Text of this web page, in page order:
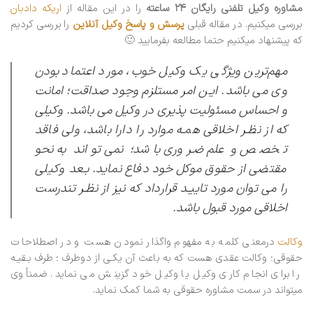
مشاوره وکیل تلفنی رایگان ۲۴ ساعته را در این مقاله از اریکه دادبان
بررسی میکنیم. در مقاله قبلیپرسش و پاسخ وکیل آنلاین را بررسی کردیم
که پیشنهاد میکنیم حتما مطالعه بفرمایید 🙂
مهم‌ترین ویژگی یک وکیل خوب، مورد اعتماد بودن
وی می باشد. ایـن امر مستلزم وجود صداقت؛ امانت
و احساس مسئولیت پذیری در وکیل می باشد. وکیلی
که از نظـر اخلاقی همـه موارد را دارا باشد، ولی فاقد
تخصص و علم ضـروری باشد؛ نمی تواند به نحو
مقتضی از حقوق موکل خود دفاع نماید. بـعد وکیلی
را می توان مورد تاییـد قرارداد که نیز از نظـر تندرست
اخلاقی مورد قبول باشد.
وکالت درمعنی کلمه به مفهوم واگذار نمودن هست و در اصطلاحات
حقوقی؛ وکالت عقدی هست که به باعث آن یکـی از دوطرف ؛ طرف بـقیـه
را برای انجام کاری وکیل یا وکیل خود گزینش می نماید. ضمناً وی
میتواند در سمت مشاوره حقوقی به شما کمک نماید.